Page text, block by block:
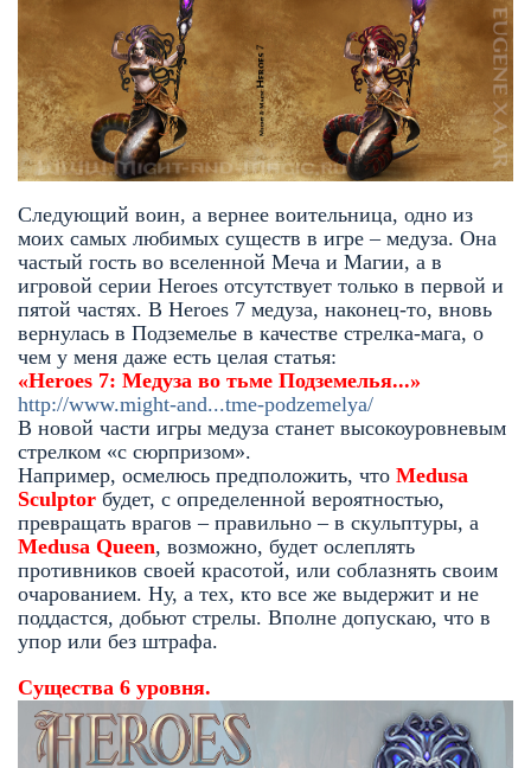
Следующий воин, а вернее воительница, одно из
моих самых любимых существ в игре – медуза. Она
частый гость во вселенной Меча и Магии, а в
игровой серии Heroes отсутствует только в первой и
пятой частях. В Heroes 7 медуза, наконец-то, вновь
вернулась в Подземелье в качестве стрелка-мага, о
чем у меня даже есть целая статья:
«Heroes 7: Медуза во тьме Подземелья...»
http://www.might-and...tme-podzemelya/
В новой части игры медуза станет высокоуровневым
стрелком «с сюрпризом».
Например, осмелюсь предположить, что Medusa
Sculptor будет, с определенной вероятностью,
превращать врагов – правильно – в скульптуры, а
Medusa Queen, возможно, будет ослеплять
противников своей красотой, или соблазнять своим
очарованием. Ну, а тех, кто все же выдержит и не
поддастся, добьют стрелы. Вполне допускаю, что в
упор или без штрафа.
Существа 6 уровня.